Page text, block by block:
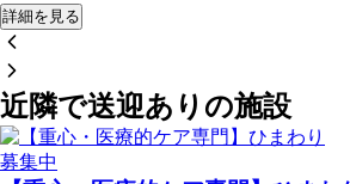
詳細を見る
近隣で送迎ありの施設
募集中